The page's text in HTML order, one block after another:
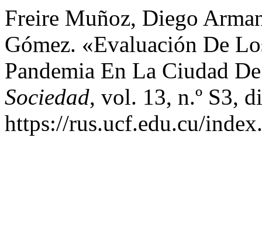
Freire Muñoz, Diego
Gómez. «Evaluación De
Pandemia En La Ciudad
Sociedad, vol. 13, n.º S3,
https://rus.ucf.edu.cu/